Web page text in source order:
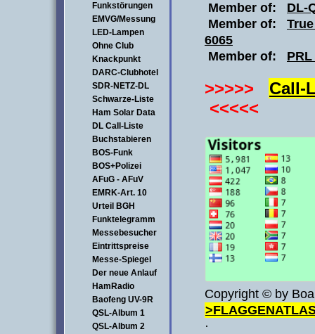
Funkstörungen
EMVG/Messung
LED-Lampen
Ohne Club
Knackpunkt
DARC-Clubhotel
SDR-NETZ-DL
Schwarze-Liste
Ham Solar Data
DL Call-Liste
Buchstabieren
BOS-Funk
BOS+Polizei
AFuG - AFuV
EMRK-Art. 10
Urteil BGH
Funktelegramm
Messebesucher
Eintrittspreise
Messe-Spiegel
Der neue Anlauf
HamRadio
Baofeng UV-9R
QSL-Album 1
QSL-Album 2
Member of:
DL-
Member of:
6065
Member of:
>>>>>
Call-
<<<<<
Copyright © by
·